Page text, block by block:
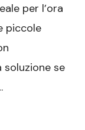
per l’ora
piccole
soluzione se